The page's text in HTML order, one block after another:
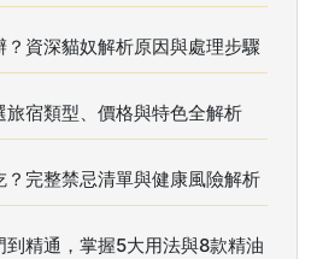
資深貓奴解析原因與處理步驟
宿類型、價格與特色全解析
完整禁忌清單與健康風險解析
精通，掌握5大用法與8款精油